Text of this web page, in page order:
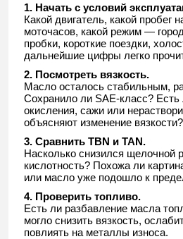
1. Начать с условий
Какой двигатель, какой пробег
моточасов, какой режим —
пробки, короткие поездки,
дальнейшие цифры легко
2. Посмотреть вязкость.
Масло осталось стабильным,
Сохранило ли SAE-класс? Есть
окисления, сажи или
объясняют изменение вязкости?
3. Сравнить TBN и TAN.
Насколько снизился щелочной
кислотность? Похожа ли
или масло уже подошло к
4. Проверить топливо.
Есть ли разбавление масла
могло снизить вязкость,
повлиять на металлы износа.